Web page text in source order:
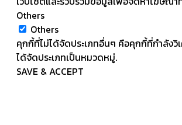
Others
Others
คุกกี้ที่ไม่ได้จัดประเภทอื่นๆ คือคุกกี้ที่กำลังวิเ
ได้จัดประเภทเป็นหมวดหมู่.
SAVE & ACCEPT